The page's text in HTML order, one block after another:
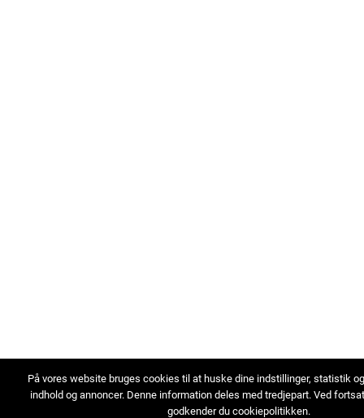
På vores website bruges cookies til at huske dine indstillinger, statistik
indhold og annoncer. Denne information deles med tredjepart. Ved
godkender du cookiepolitikken.